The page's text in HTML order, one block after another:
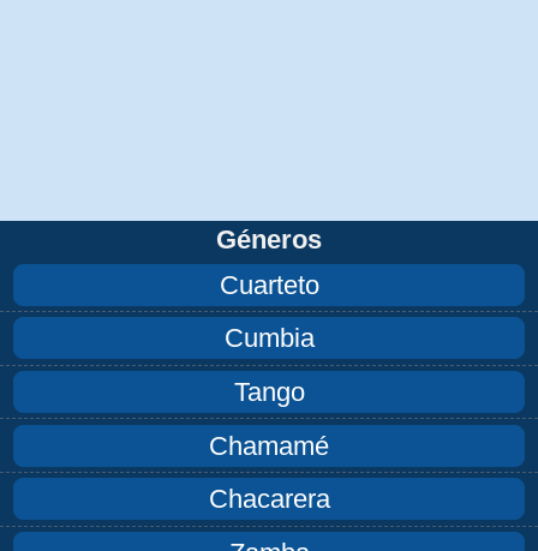
Géneros
Cuarteto
Cumbia
Tango
Chamamé
Chacarera